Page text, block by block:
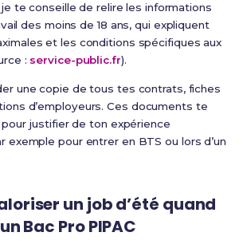
te conseille de relire les informations
des moins de 18 ans, qui expliquent
et les conditions spécifiques aux
: service-public.fr).
une copie de tous tes contrats, fiches
d’employeurs. Ces documents te
justifier de ton expérience
exemple pour entrer en BTS ou lors d’un
un job d’été quand
Bac Pro PIPAC